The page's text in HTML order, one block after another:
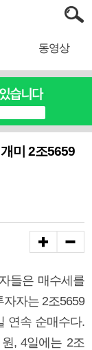
동영상
미 2조5659
들은 매수세를
자는 2조5659
연속 순매수다.
, 4일에는 2조